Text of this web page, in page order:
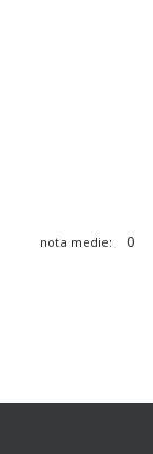
nota medie:
0